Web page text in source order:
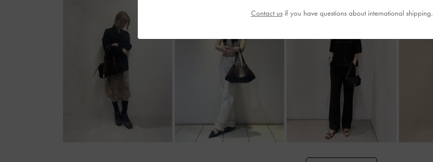
Contact usif you have questions about international shipping.